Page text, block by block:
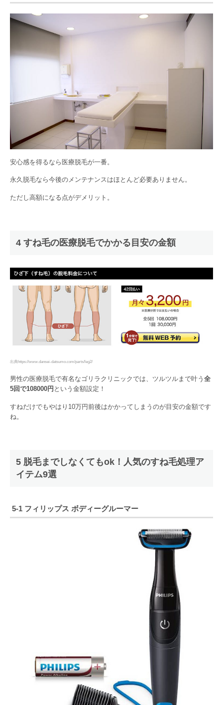
安心感を得るなら医療脱毛が一番。
永久脱毛なら今後のメンテナンスはほとんど必要ありません。
ただし高額になる点がデメリット。
4 すね毛の医療脱毛でかかる目安の金額
出典https://www.dansei-datsumo.com/parts/leg2/
男性の医療脱毛で有名なゴリラクリニックでは、ツルツルまで叶う 全
5回で108000円 という金額設定！
すねだけでもやはり10万円前後はかかってしまうのが目安の金額です
ね。
5 脱毛までしなくてもok！人気のすね毛処理ア
イテム9選
5-1 フィリップス ボディーグルーマー